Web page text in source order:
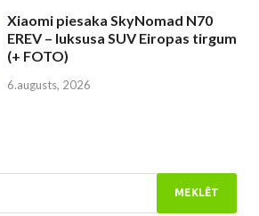
Xiaomi piesaka SkyNomad N70
EREV – luksusa SUV Eiropas tirgum
(+ FOTO)
6.augusts, 2026